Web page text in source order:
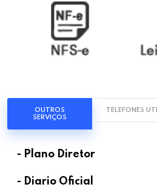
OUTROS
SERVIÇOS
TELEFONES
- Plano Diretor
- Diario Oficial